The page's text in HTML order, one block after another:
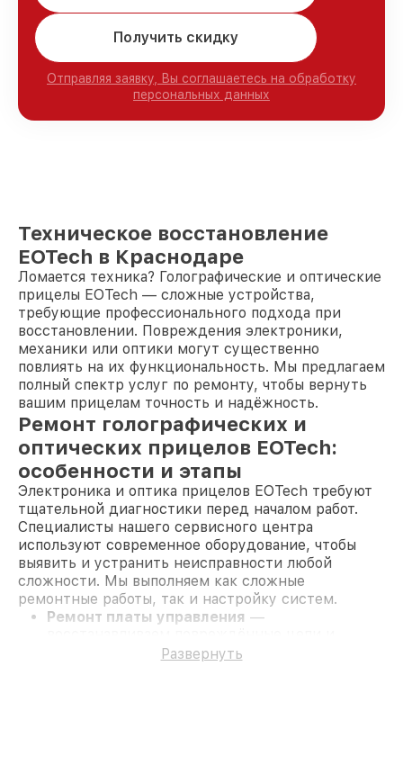
Получить скидку
Отправляя заявку, Вы соглашаетесь на обработку
персональных данных
Техническое восстановление
EOTech в Краснодаре
Ломается техника? Голографические и оптические
прицелы EOTech — сложные устройства,
требующие профессионального подхода при
восстановлении. Повреждения электроники,
механики или оптики могут существенно
повлиять на их функциональность. Мы предлагаем
полный спектр услуг по ремонту, чтобы вернуть
вашим прицелам точность и надёжность.
Ремонт голографических и
оптических прицелов EOTech:
особенности и этапы
Электроника и оптика прицелов EOTech требуют
тщательной диагностики перед началом работ.
Специалисты нашего сервисного центра
используют современное оборудование, чтобы
выявить и устранить неисправности любой
сложности. Мы выполняем как сложные
ремонтные работы, так и настройку систем.
Ремонт платы управления —
микропроцессоры для нормальной работы
Развернуть